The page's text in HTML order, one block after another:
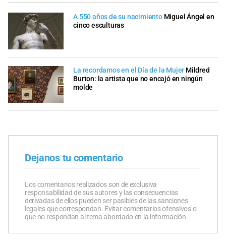
A 550 años de su nacimiento Miguel Ángel en
cinco esculturas
La recordamos en el Día de la Mujer Mildred
Burton: la artista que no encajó en ningún
molde
Dejanos tu comentario
Los comentarios realizados son de exclusiva
responsabilidad de sus autores y las consecuencias
derivadas de ellos pueden ser pasibles de las sanciones
legales que correspondan. Evitar comentarios ofensivos o
que no respondan al tema abordado en la información.